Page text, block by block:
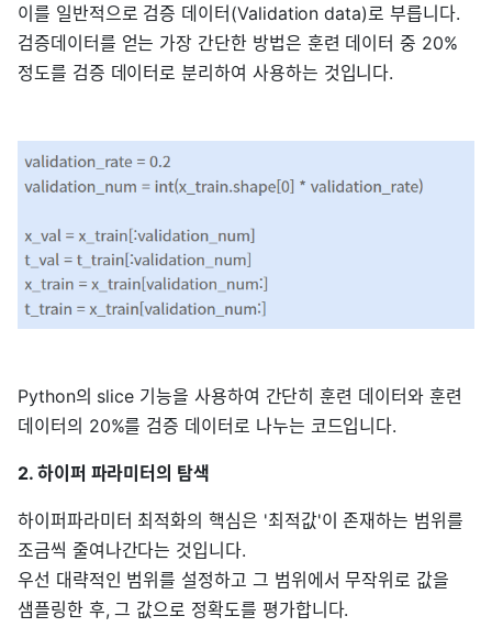
이를 일반적으로 검증 데이터(Validation data)로 부릅니다.
검증데이터를 얻는 가장 간단한 방법은 훈련 데이터 중 20%
정도를 검증 데이터로 분리하여 사용하는 것입니다.
Python의 slice 기능을 사용하여 간단히 훈련 데이터와 훈련
데이터의 20%를 검증 데이터로 나누는 코드입니다.
2. 하이퍼 파라미터의 탐색
하이퍼파라미터 최적화의 핵심은 '최적값'이 존재하는 범위를
조금씩 줄여나간다는 것입니다.
우선 대략적인 범위를 설정하고 그 범위에서 무작위로 값을
샘플링한 후, 그 값으로 정확도를 평가합니다.